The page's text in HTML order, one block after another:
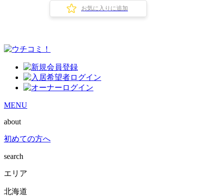
お気に入りに追加
MENU
about
初めての方へ
search
エリア
北海道